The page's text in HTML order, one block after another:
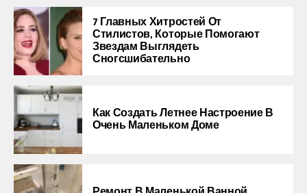
7 Главных Хитростей От
Стилистов, Которые Помогают
Звездам Выглядеть
Сногсшибательно
Как Создать Летнее Настроение В
Очень Маленьком Доме